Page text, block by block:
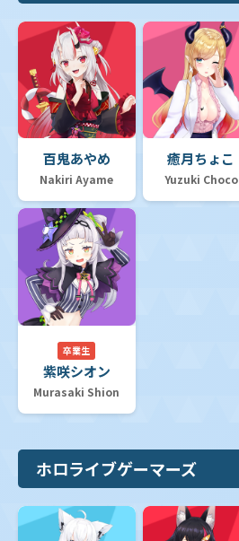
百鬼あやめ
Nakiri Ayame
癒月ちょこ
Yuzuki Choco
卒業生
紫咲シオン
Murasaki Shion
ホロライブゲーマーズ